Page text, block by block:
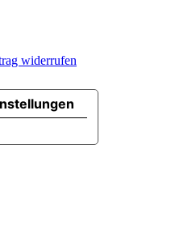
widerrufen